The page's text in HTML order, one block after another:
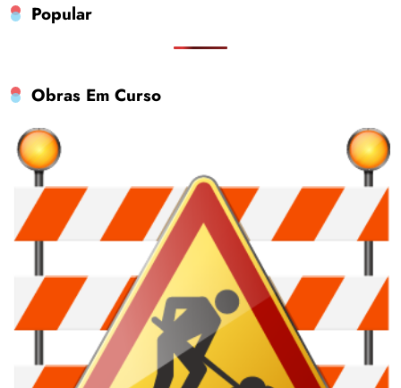
Popular
Obras Em Curso